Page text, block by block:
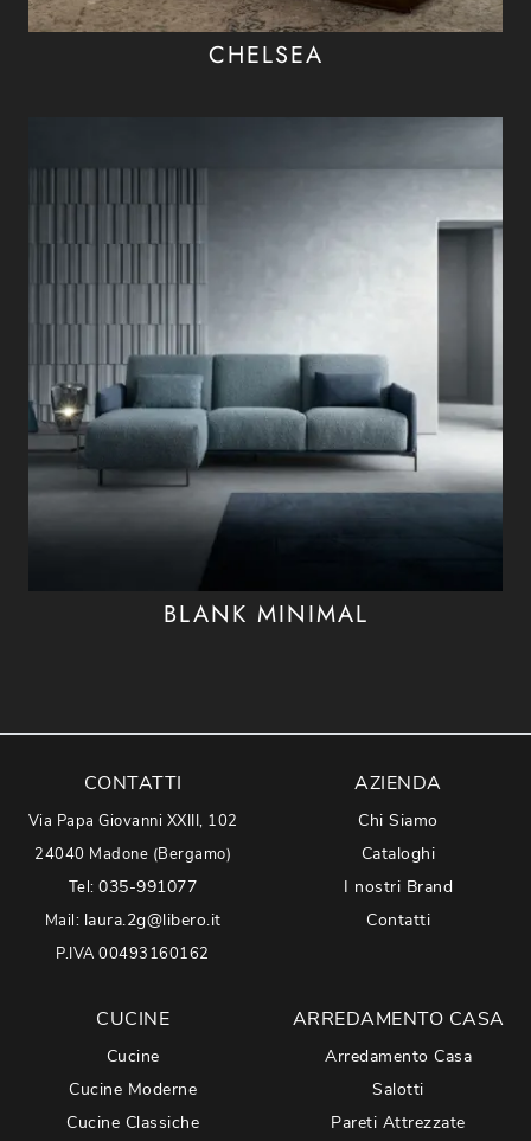
CHELSEA
BLANK MINIMAL
CONTATTI
Via Papa Giovanni XXIII, 102
24040 Madone (Bergamo)
Tel:035-991077
Mail: laura.2g@libero.it
P.IVA 00493160162
AZIENDA
Chi Siamo
Cataloghi
I nostri Brand
Contatti
CUCINE
Cucine
Cucine Moderne
Cucine Classiche
ARREDAMENTO CASA
Arredamento Casa
Salotti
Pareti Attrezzate